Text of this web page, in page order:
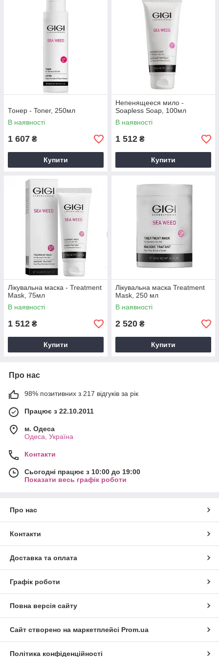
Тонер - Toner, 250мл
В наявності
1 607 ₴
Купити
Непенящееся мило -
Soapless Soap, 100мл
В наявності
1 512 ₴
Купити
Лікувальна маска - Treatment
Mask, 75мл
В наявності
1 512 ₴
Купити
Лікувальна маска Treatment
Mask, 250 мл
В наявності
2 520 ₴
Купити
Про нас
98% позитивних з 217 відгуків за рік
Працює з 22.10.2011
м. Одеса
Одеса, Україна
Контакти
Сьогодні працює з 10:00 до 19:00
Показати весь графік роботи
Про нас
Контакти
Доставка та оплата
Графік роботи
Повна версія сайту
Сайт створено на маркетплейсі Prom.ua
Політика конфіденційності